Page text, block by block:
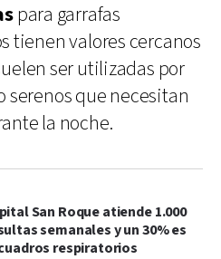
para garrafas
tienen valores cercanos
ser utilizadas por
serenos que necesitan
la noche.
San Roque atiende 1.000
semanales y un 30% es
respiratorios